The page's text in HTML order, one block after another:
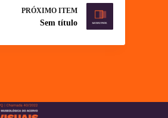
PRÓXIMO ITEM
Sem título